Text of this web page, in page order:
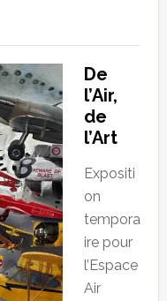
De
l’Air,
de
l’Art
Expositi
on
tempora
ire pour
l’Espace
Air